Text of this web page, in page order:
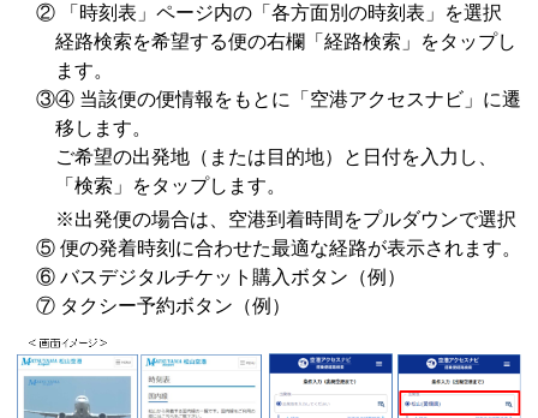
② 「時刻表」ページ内の「各方面別の時刻表」を選択
経路検索を希望する便の右欄「経路検索」をタップし
ます。
③④ 当該便の便情報をもとに「空港アクセスナビ」に遷
移します。
ご希望の出発地（または目的地）と日付を入力し、
「検索」をタップします。
※出発便の場合は、空港到着時間をプルダウンで選択
⑤ 便の発着時刻に合わせた最適な経路が表示されます。
⑥ バスデジタルチケット購入ボタン（例）
⑦ タクシー予約ボタン（例）